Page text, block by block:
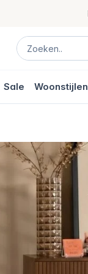
Sale Woonstijlen